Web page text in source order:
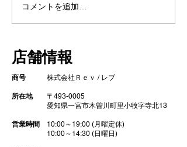
【車検整備・セラミック
コメントを追加…
店舗情報
商号 株式会社Ｒｅｖ / レブ
所在地 〒493-0005
​ 愛知県一宮市木曽川町里小牧字寺北13
営業時間 10:00～19:00 (月曜定休)
10:00～14:30 (日曜日)